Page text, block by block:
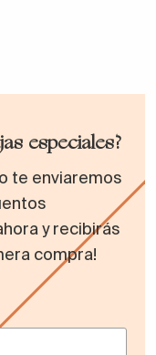
especiales?
te enviaremos
y recibirás
compra!